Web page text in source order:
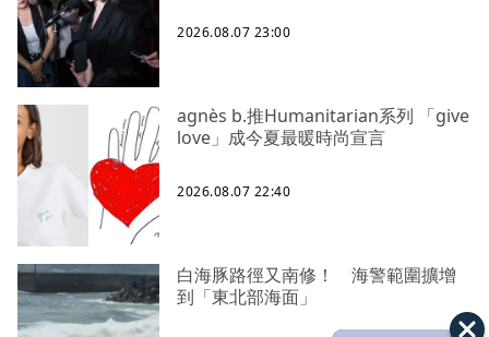
2026.08.07 23:00
agnès b.推Humanitarian系列 「give
love」成今夏最暖時尚宣言
2026.08.07 22:40
白海豚路徑又南修！ 海警範圍擴增
到「東北部海面」